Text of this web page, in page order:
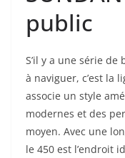
public
S’il y a une série
à naviguer, c’est la
associe un style
modernes et des
moyen. Avec une
le 450 est l’endroit